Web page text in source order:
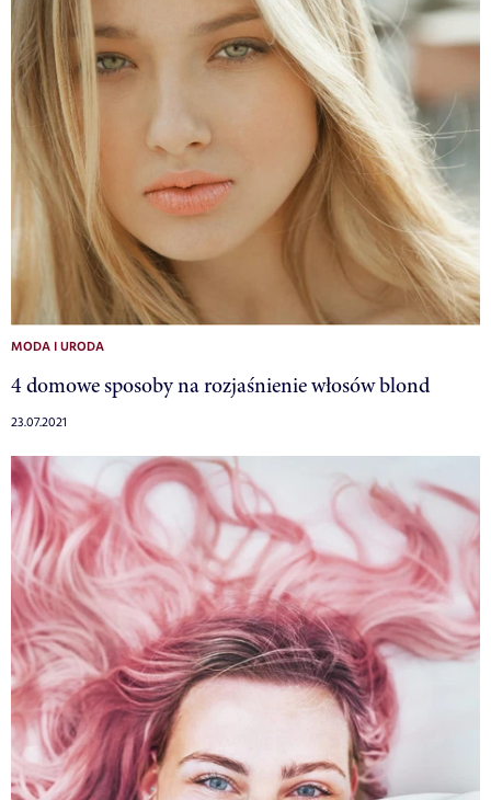
MODA I URODA
4 domowe sposoby na rozjaśnienie włosów blond
23.07.2021